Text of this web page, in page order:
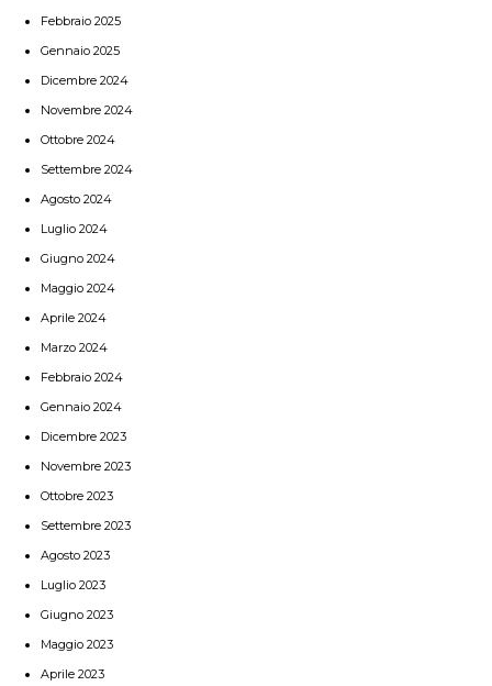
Febbraio 2025
Gennaio 2025
Dicembre 2024
Novembre 2024
Ottobre 2024
Settembre 2024
Agosto 2024
Luglio 2024
Giugno 2024
Maggio 2024
Aprile 2024
Marzo 2024
Febbraio 2024
Gennaio 2024
Dicembre 2023
Novembre 2023
Ottobre 2023
Settembre 2023
Agosto 2023
Luglio 2023
Giugno 2023
Maggio 2023
Aprile 2023